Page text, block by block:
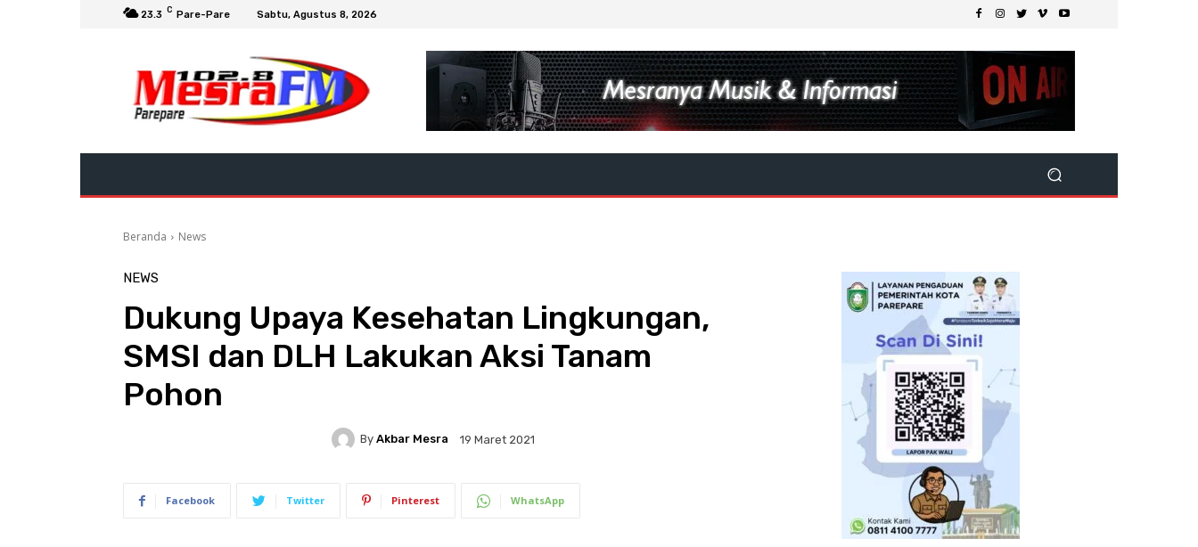
23.3 C Pare-Pare Sabtu, Agustus 8, 2026
Beranda News
NEWS
Dukung Upaya Kesehatan Lingkungan,
SMSI dan DLH Lakukan Aksi Tanam
Pohon
By Akbar Mesra 19 Maret 2021
Facebook Twitter Pinterest WhatsApp